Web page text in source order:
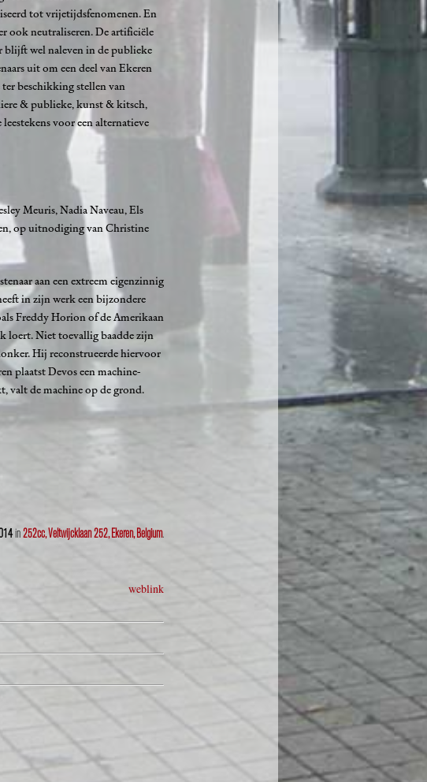
tot vrijetijdsfenomenen. En
ook neutraliseren. De artificiële
blijft wel naleven in de publieke
uit om een deel van Ekeren
beschikking stellen van
& publieke, kunst & kitsch,
voor een alternatieve
Meuris, Nadia Naveau, Els
op uitnodiging van Christine
aan een extreem eigenzinnig
in zijn werk een bijzondere
Freddy Horion of de Amerikaan
loert. Niet toevallig baadde zijn
Hij reconstrueerde hiervoor
plaatst Devos een machine-
valt de machine op de grond.
in252cc, Veltwijcklaan 252, Ekeren, Belgium.
weblink